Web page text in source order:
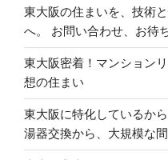
東大阪の住まいを、技術
へ。 お問い合わせ、お待
東大阪密着！マンション
想の住まい
東大阪に特化しているか
湯器交換から、大規模な間